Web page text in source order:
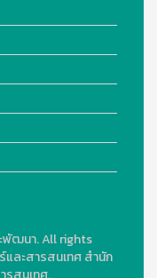
พัฒนา. All rights
ละสารสนเทศ สำนัก